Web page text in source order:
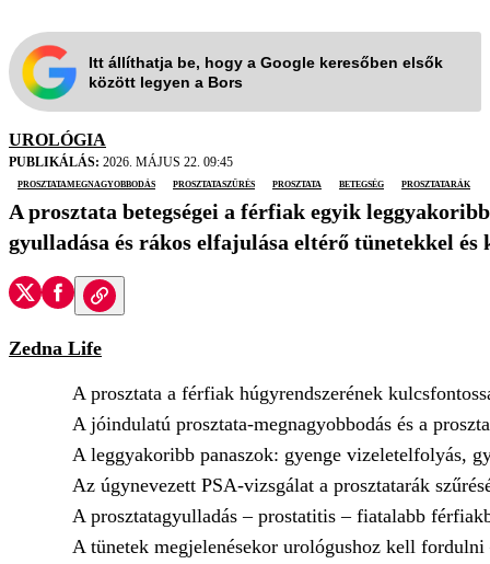
Itt állíthatja be, hogy a Google keresőben elsők
között legyen a Bors
UROLÓGIA
PUBLIKÁLÁS: 2026. MÁJUS 22. 09:45
prosztatamegnagyobbodás
prosztataszűrés prosztata betegség prosztatarák
A prosztata betegségei a férfiak egyik
gyulladása és rákos elfajulása eltérő tünetekkel
Zedna Life
A prosztata a férfiak húgyrendszerének
A jóindulatú prosztata-megnagyobbodás és a
A leggyakoribb panaszok: gyenge vizeletelfolyás,
Az úgynevezett PSA-vizsgálat a prosztatarák
A prosztatagyulladás – prostatitis – fiatalabb
A tünetek megjelenésekor urológushoz kell